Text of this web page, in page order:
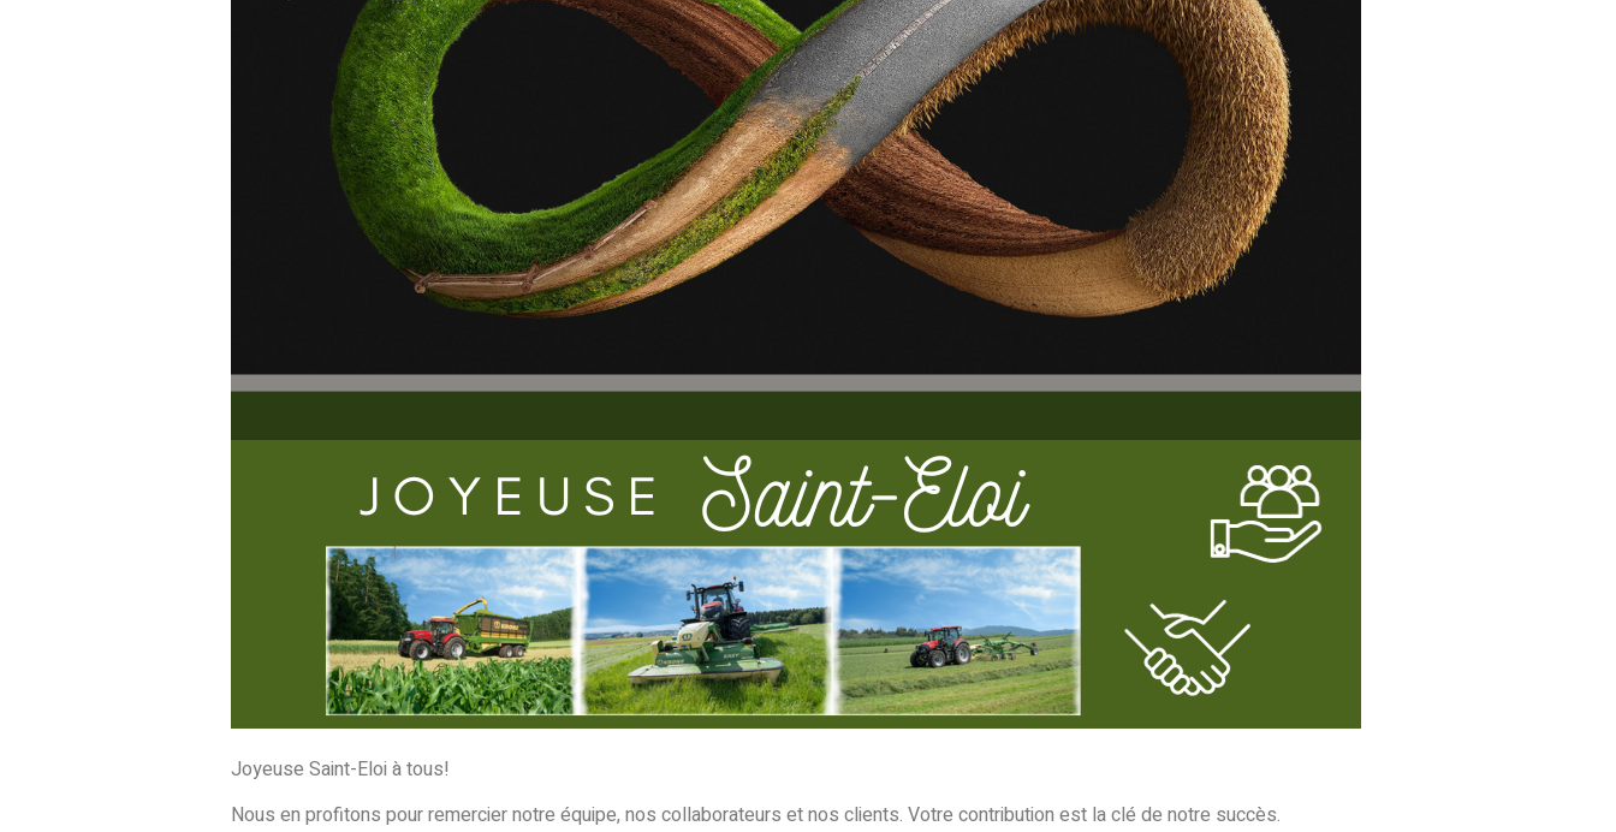
Joyeuse Saint-Eloi à tous!
Nous en profitons pour remercier notre équipe, nos collaborateurs et nos clients. Votre contribution est la clé de notre succès.